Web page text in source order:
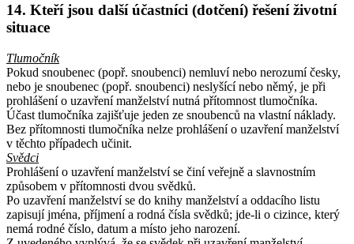
14. Kteří jsou další účastníci (dotčení) řešení životní
situace
Tlumočník
Pokud snoubenec (popř. snoubenci) nemluví nebo nerozumí česky,
nebo je snoubenec (popř. snoubenci) neslyšící nebo němý, je při
prohlášení o uzavření manželství nutná přítomnost tlumočníka.
Účast tlumočníka zajišťuje jeden ze snoubenců na vlastní náklady.
Bez přítomnosti tlumočníka nelze prohlášení o uzavření manželství
v těchto případech učinit.
Svědci
Prohlášení o uzavření manželství se činí veřejně a slavnostním
způsobem v přítomnosti dvou svědků.
Po uzavření manželství se do knihy manželství a oddacího listu
zapisují jména, příjmení a rodná čísla svědků; jde-li o cizince, který
nemá rodné číslo, datum a místo jeho narození.